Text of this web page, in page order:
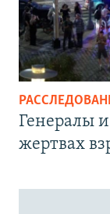
Генералы
жертвах